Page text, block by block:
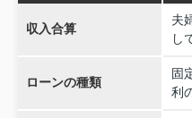
収入合算
夫
し
ローンの種類
固
利